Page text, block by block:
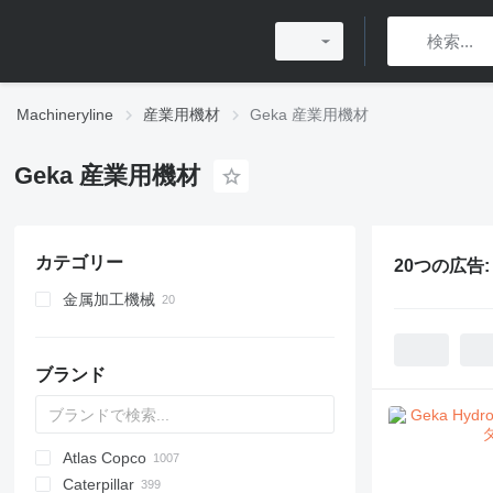
Machineryline 産業用機材 Geka 産業用機材
Geka 産業用機材
カテゴリー
金属加工機械
タレットパンチプレス
プレス加工機
金属切断機
シートメタル切断機
ブランド
PDS
APD
AB
Ensis
Pega
VZ
AG3
Atlas Copco
DrillAir
QAS
PDP
E-series
B-series
BM
GFS
VT
Rover
PA
Airpure
BySprint Fiber
CK
SR
Caterpillar
20つの広告: